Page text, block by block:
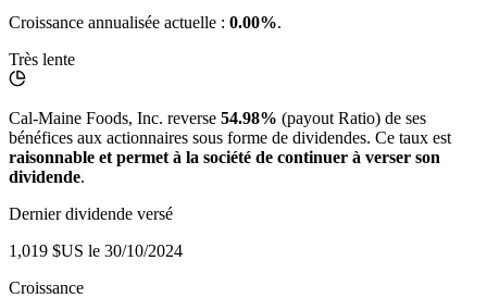
Croissance annualisée actuelle : 0.00%.
Très lente
Cal-Maine Foods, Inc. reverse 54.98% (payout Ratio) de ses
bénéfices aux actionnaires sous forme de dividendes. Ce taux est
raisonnable et permet à la société de continuer à verser son
dividende.
Dernier dividende versé
1,019 $US le 30/10/2024
Croissance